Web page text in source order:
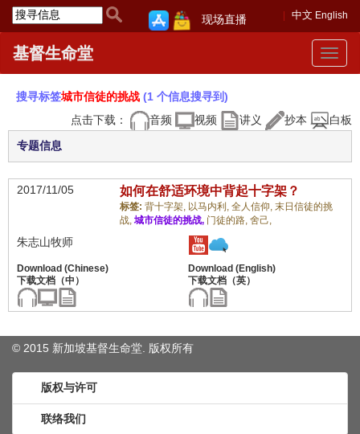
中文 English
现场直播
Toggle
基督生命堂
搜寻标签城市信徒的挑战 (1 个信息搜寻到)
点击下载：
音频 视频 讲义 抄本 白板
专题信息
2017/11/05 如何在舒适环境中背起十字架？
标签: 背十字架, 以马内利, 全人信仰, 末日信徒的挑
战, 城市信徒的挑战, 门徒的路, 舍己,
朱志山牧师
© 2015 新加坡基督生命堂. 版权所有
版权与许可
联络我们